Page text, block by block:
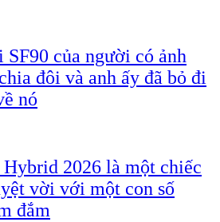
SF90 của người có ảnh
đôi và anh ấy đã bỏ đi
nó
2026 là một chiếc
vời với một con số
đắm